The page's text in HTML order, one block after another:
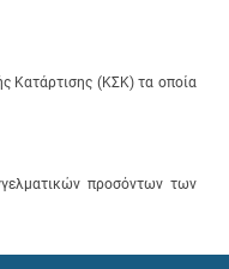
Κατάρτισης (ΚΣΚ) τα οποία
προσόντων των